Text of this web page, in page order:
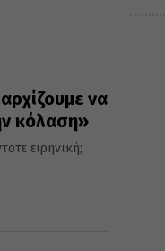
να
κόλαση»
ειρηνική;